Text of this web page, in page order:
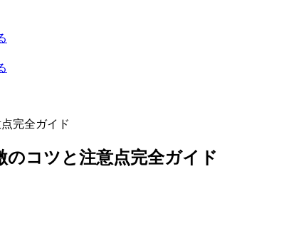
完全ガイド
コツと注意点完全ガイド